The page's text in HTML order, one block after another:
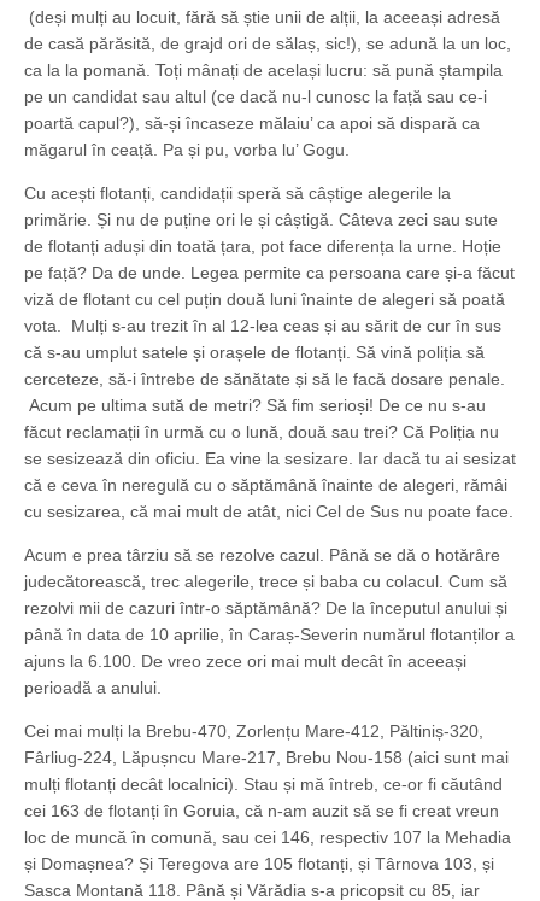
(deși mulți au locuit, fără să știe unii de alții, la aceeași adresă
de casă părăsită, de grajd ori de sălaș, sic!), se adună la un loc,
ca la la pomană. Toți mânați de același lucru: să pună ștampila
pe un candidat sau altul (ce dacă nu-l cunosc la față sau ce-i
poartă capul?), să-și încaseze mălaiu’ ca apoi să dispară ca
măgarul în ceață. Pa și pu, vorba lu’ Gogu.
Cu acești flotanți, candidații speră să câștige alegerile la
primărie. Și nu de puține ori le și câștigă. Câteva zeci sau sute
de flotanți aduși din toată țara, pot face diferența la urne. Hoție
pe față? Da de unde. Legea permite ca persoana care și-a făcut
viză de flotant cu cel puțin două luni înainte de alegeri să poată
vota. Mulți s-au trezit în al 12-lea ceas și au sărit de cur în sus
că s-au umplut satele și orașele de flotanți. Să vină poliția să
cerceteze, să-i întrebe de sănătate și să le facă dosare penale.
Acum pe ultima sută de metri? Să fim serioși! De ce nu s-au
făcut reclamații în urmă cu o lună, două sau trei? Că Poliția nu
se sesizează din oficiu. Ea vine la sesizare. Iar dacă tu ai sesizat
că e ceva în neregulă cu o săptămână înainte de alegeri, rămâi
cu sesizarea, că mai mult de atât, nici Cel de Sus nu poate face.
Acum e prea târziu să se rezolve cazul. Până se dă o hotărâre
judecătorească, trec alegerile, trece și baba cu colacul. Cum să
rezolvi mii de cazuri într-o săptămână? De la începutul anului și
până în data de 10 aprilie, în Caraș-Severin numărul flotanților a
ajuns la 6.100. De vreo zece ori mai mult decât în aceeași
perioadă a anului.
Cei mai mulți la Brebu-470, Zorlențu Mare-412, Păltiniș-320,
Fârliug-224, Lăpușncu Mare-217, Brebu Nou-158 (aici sunt mai
mulți flotanți decât localnici). Stau și mă întreb, ce-or fi căutând
cei 163 de flotanți în Goruia, că n-am auzit să se fi creat vreun
loc de muncă în comună, sau cei 146, respectiv 107 la Mehadia
și Domașnea? Și Teregova are 105 flotanți, și Târnova 103, și
Sasca Montană 118. Până și Vărădia s-a pricopsit cu 85, iar